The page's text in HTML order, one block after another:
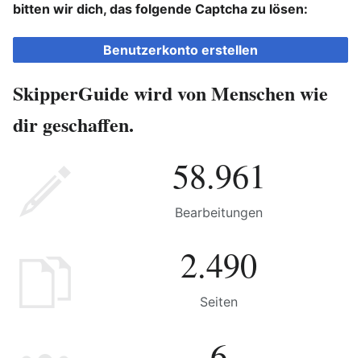
bitten wir dich, das folgende Captcha zu lösen:
Benutzerkonto erstellen
SkipperGuide wird von Menschen wie
dir geschaffen.
58.961
Bearbeitungen
2.490
Seiten